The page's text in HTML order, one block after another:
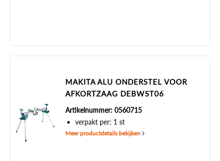
MAKITA ALU ONDERSTEL VOOR
AFKORTZAAG DEBWST06
Artikelnummer: 0560715
verpakt per: 1 st
Meer productdetails bekijken